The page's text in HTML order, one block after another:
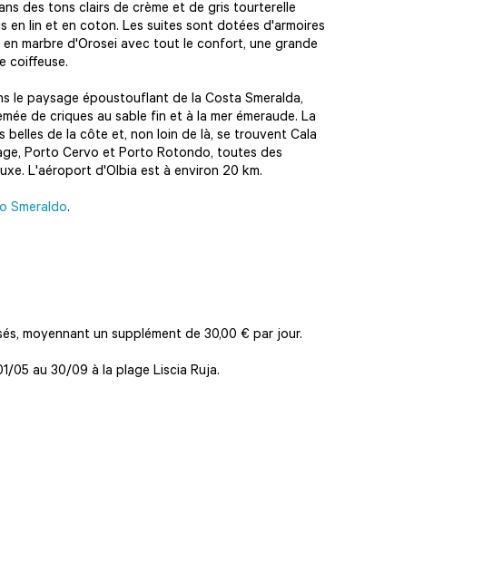
des tons clairs de crème et de gris tourterelle
en lin et en coton. Les suites sont dotées d'armoires
marbre d'Orosei avec tout le confort, une grande
coiffeuse.
le paysage époustouflant de la Costa Smeralda,
de criques au sable fin et à la mer émeraude. La
belles de la côte et, non loin de là, se trouvent Cala
Porto Cervo et Porto Rotondo, toutes des
L'aéroport d'Olbia est à environ 20 km.
Smeraldo.
moyennant un supplément de 30,00 € par jour.
05 au 30/09 à la plage Liscia Ruja.